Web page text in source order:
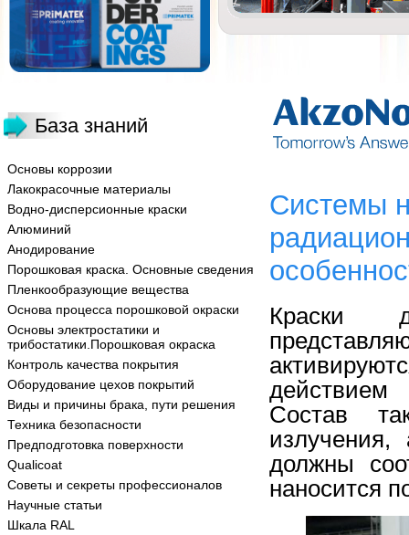
База знаний
Основы коррозии
Лакокрасочные материалы
Водно-дисперсионные краски
Алюминий
Анодирование
Порошковая краска. Основные сведения
Пленкообразующие вещества
Основа процесса порошковой окраски
Основы электростатики и
трибостатики.Порошковая окраска
Контроль качества покрытия
Оборудование цехов покрытий
Виды и причины брака, пути решения
Техника безопасности
Предподготовка поверхности
Qualicoat
Советы и секреты профессионалов
Научные статьи
Шкала RAL
Системы
Краски
действием
Состав
излучения,
должны
наносится